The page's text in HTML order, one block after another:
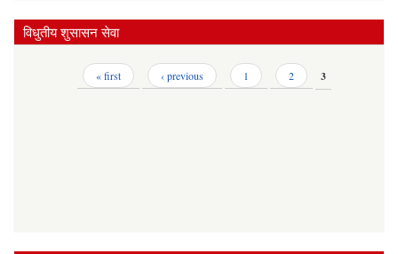
विधुतीय शुसासन सेवा
« first ‹ previous 1 2 3